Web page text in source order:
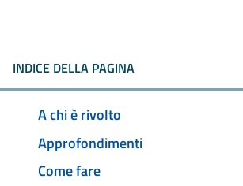
INDICE DELLA PAGINA
A chi è rivolto
Approfondimenti
Come fare